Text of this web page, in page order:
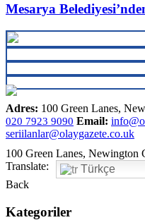
Mesarya
Adres: 100 Green Lanes,
020 7923 9090 Email:
seriilanlar@olaygazete.co.uk
100 Green Lanes, Newington
Translate:
Türkçe
Back
Kategoriler